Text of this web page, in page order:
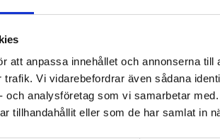
att anpassa innehållet och annonserna
Vi vidarebefordrar även sådana
och analysföretag som vi samarbetar
tillhandahållit eller som de har samlat in
tänderna med tandtråd